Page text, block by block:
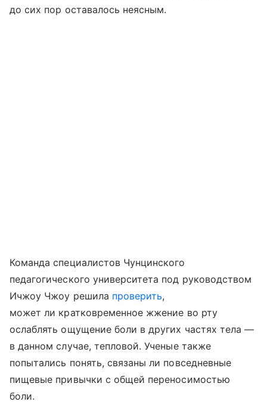
до сих пор оставалось неясным.
Команда специалистов Чунцинского
педагогического университета под руководством
Ичжоу Чжоу решила проверить,
может ли кратковременное жжение во рту
ослаблять ощущение боли в других частях тела —
в данном случае, тепловой. Ученые также
попытались понять, связаны ли повседневные
пищевые привычки с общей переносимостью
боли.